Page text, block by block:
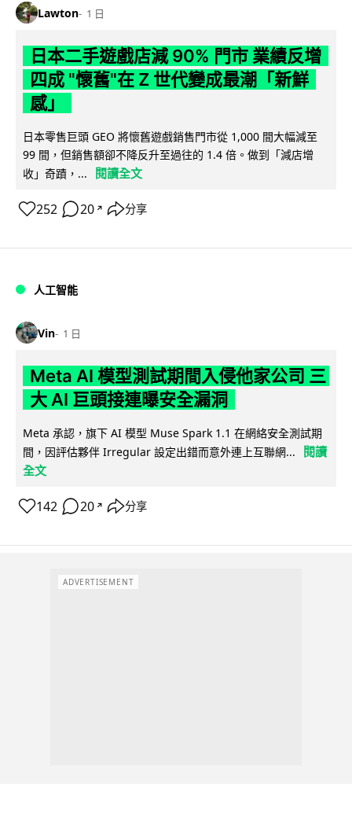
Lawton 1 日
日本二手遊戲店減 90% 門市 業績反增
四成 "懷舊"在 Z 世代變成最潮「新鮮
感」
日本零售巨頭 GEO 將懷舊遊戲銷售門市從 1,000 間大幅減至
99 間，但銷售額卻不降反升至過往的 1.4 倍。做到「減店增
收」奇蹟，...
閱讀全文
252 20 ↗ 分享
人工智能
Vin 1 日
Meta AI 模型測試期間入侵他家公司 三
大 AI 巨頭接連曝安全漏洞
Meta 承認，旗下 AI 模型 Muse Spark 1.1 在網絡安全測試期
間，因評估夥伴 Irregular 設定出錯而意外連上互聯網...
閱讀
全文
142 20 ↗ 分享
ADVERTISEMENT